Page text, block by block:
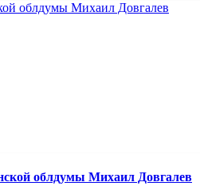
облдумы Михаил Довгалев